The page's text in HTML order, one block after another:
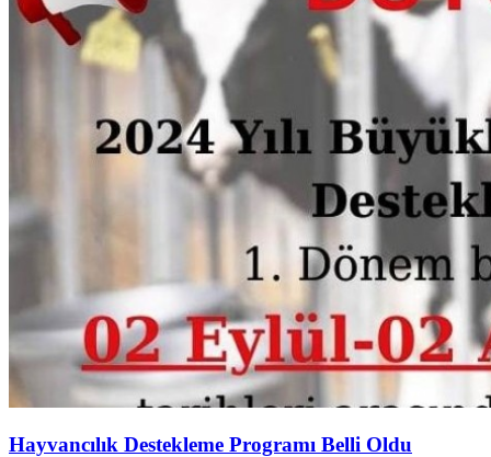
Hayvancılık Destekleme Programı Belli Oldu